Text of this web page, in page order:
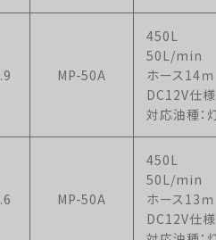
MP-50A
450L
50L/min
ホース14ｍ
DC12V仕様
対応油種：
MP-50A
450L
50L/min
ホース13ｍ
DC12V仕様